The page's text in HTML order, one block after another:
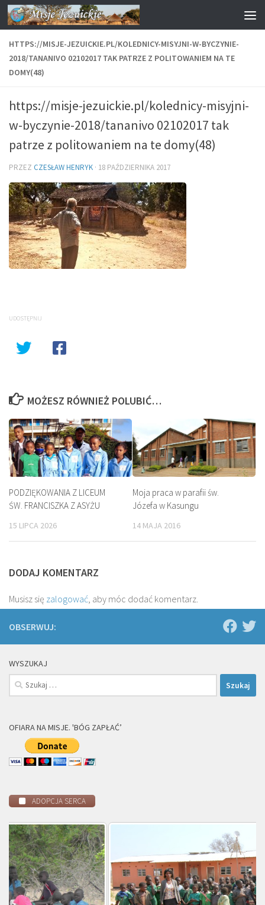
Przejdź do treści
HTTPS://MISJE-JEZUICKIE.PL/KOLEDNICY-MISYJNI-W-BYCZYNIE-
2018/TANANIVO 02102017 TAK PATRZE Z POLITOWANIEM NA TE
DOMY(48)
https://misje-jezuickie.pl/kolednicy-misyjni-
w-byczynie-2018/tananivo 02102017 tak
patrze z politowaniem na te domy(48)
PRZEZ CZESŁAW HENRYK · 18 PAŹDZIERNIKA 2017
UDOSTĘPNIJ
MOŻESZ RÓWNIEŻ POLUBIĆ…
PODZIĘKOWANIA Z LICEUM
ŚW. FRANCISZKA Z ASYŻU
15 LIPCA 2026
Moja praca w parafii św.
Józefa w Kasungu
14 MAJA 2016
DODAJ KOMENTARZ
Musisz się zalogować, aby móc dodać komentarz.
OBSERWUJ:
WYSZUKAJ
Szukaj:
OFIARA NA MISJE. 'BÓG ZAPŁAĆ’
ADOPCJA SERCA